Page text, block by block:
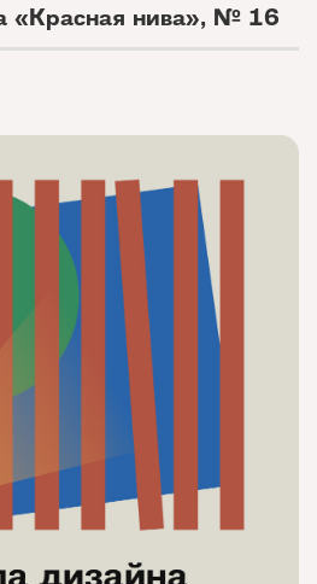
«Красная нива», № 16